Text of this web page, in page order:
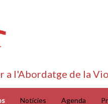
a l'Abordatge de la
Notícies Agenda